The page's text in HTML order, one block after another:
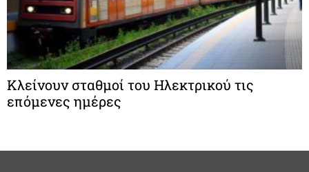
Κλείνουν σταθμοί του Hλεκτρικού τις
επόμενες ημέρες